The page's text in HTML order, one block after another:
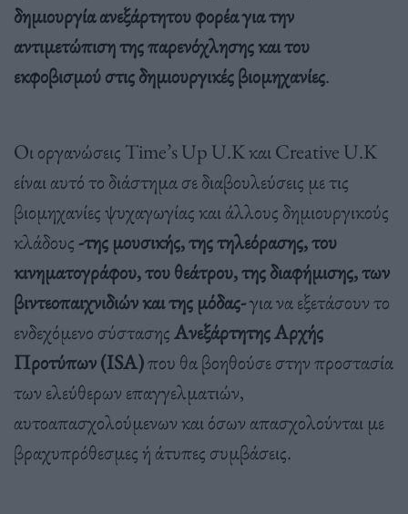
δημιουργία ανεξάρτητου φορέα για την
αντιμετώπιση της παρενόχλησης και του
εκφοβισμού στις δημιουργικές βιομηχανίες.
Οι οργανώσεις Time’s Up U.K και Creative U.K
είναι αυτό το διάστημα σε διαβουλεύσεις με τις
βιομηχανίες ψυχαγωγίας και άλλους δημιουργικούς
κλάδους -της μουσικής, της τηλεόρασης, του
κινηματογράφου, του θεάτρου, της διαφήμισης, των
βιντεοπαιχνιδιών και της μόδας-για να εξετάσουν το
ενδεχόμενο σύστασηςΑνεξάρτητης Αρχής
Προτύπων (ISA)που θα βοηθούσε στην προστασία
των ελεύθερων επαγγελματιών,
αυτοαπασχολούμενων και όσων απασχολούνται με
βραχυπρόθεσμες ή άτυπες συμβάσεις.